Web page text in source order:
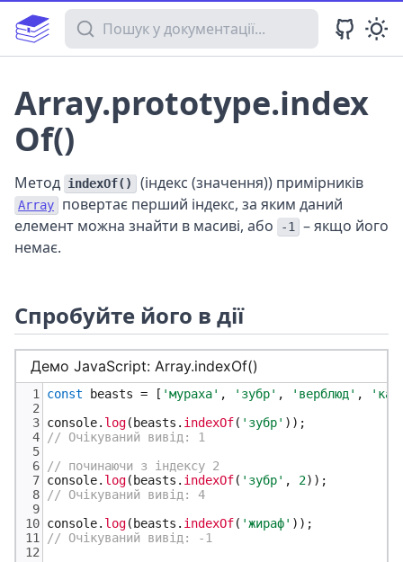
Пошук у документації
Array.prototype.index
Of()
Метод indexOf() (індекс (значення)) примірників
Array
повертає перший індекс, за яким даний
елемент можна знайти в масиві, або
-1
– якщо його
немає.
Спробуйте його в дії